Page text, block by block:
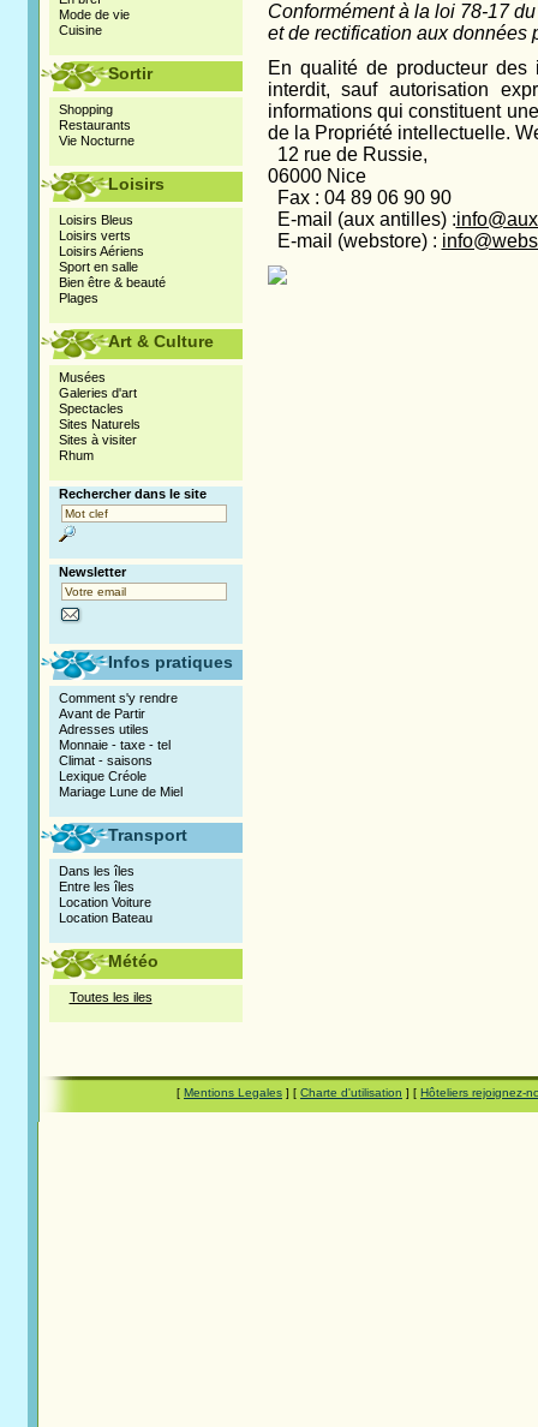
Conformément à la loi 78-17
et de rectification aux données
En qualité de producteur des
interdit, sauf autorisation
informations qui constituent
de la Propriété intellectuelle.
12 rue de Russie,
06000 Nice
Fax : 04 89 06 90 90
E-mail (aux antilles) :
E-mail (webstore) :
Mode de vie
Cuisine
Sortir
Shopping
Restaurants
Vie Nocturne
Loisirs
Loisirs Bleus
Loisirs verts
Loisirs Aériens
Sport en salle
Bien être & beauté
Plages
Art & Culture
Musées
Galeries d'art
Spectacles
Sites Naturels
Sites à visiter
Rhum
Rechercher dans le site
Newsletter
Infos pratiques
Comment s'y rendre
Avant de Partir
Adresses utiles
Monnaie - taxe - tel
Climat - saisons
Lexique Créole
Mariage Lune de Miel
Transport
Dans les îles
Entre les îles
Location Voiture
Location Bateau
Météo
Toutes les iles
[ Mentions Legales ] [ Charte d'utilisation ] [ Hôteliers rejoignez-